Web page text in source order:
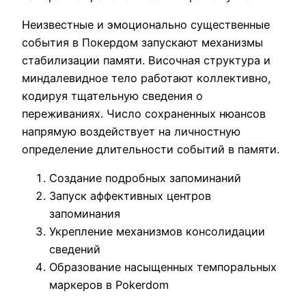
Неизвестные и эмоционально существенные
события в Покердом запускают механизмы
стабилизации памяти. Височная структура и
миндалевидное тело работают коллективно,
кодируя тщательную сведения о
переживаниях. Число сохраненных нюансов
напрямую воздействует на личностную
определение длительности событий в памяти.
Создание подробных запоминаний
Запуск аффективных центров
запоминания
Укрепление механизмов консолидации
сведений
Образование насыщенных темпоральных
маркеров в Pokerdom